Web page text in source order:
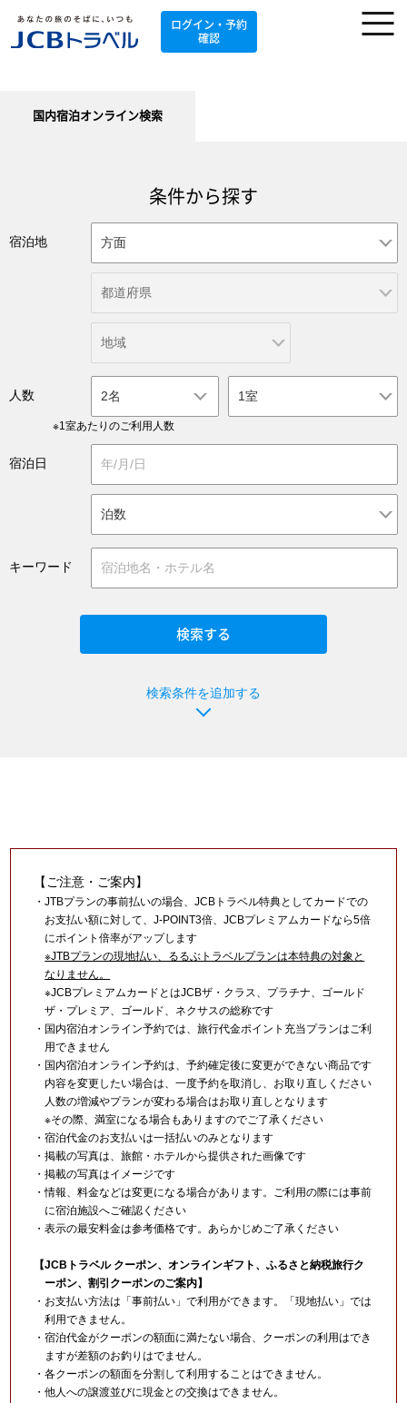
ログイン・予約
確認
国内宿泊オンライン検索
条件から探す
宿泊地
人数 2名
※1室あたりのご利用人数
宿泊日
キーワード
検索条件を追加する
【ご注意・ご案内】
・JTBプランの事前払いの場合、JCBトラベル特典としてカードでの
お支払い額に対して、J-POINT3倍、JCBプレミアムカードなら5倍
にポイント倍率がアップします
※JTBプランの現地払い、るるぶトラベルプランは本特典の対象と
なりません。
※JCBプレミアムカードとはJCBザ・クラス、プラチナ、ゴールド
ザ・プレミア、ゴールド、ネクサスの総称です
・国内宿泊オンライン予約では、旅行代金ポイント充当プランはご利
用できません
・国内宿泊オンライン予約は、予約確定後に変更ができない商品です
内容を変更したい場合は、一度予約を取消し、お取り直しください
人数の増減やプランが変わる場合はお取り直しとなります
※その際、満室になる場合もありますのでご了承ください
・宿泊代金のお支払いは一括払いのみとなります
・掲載の写真は、旅館・ホテルから提供された画像です
・掲載の写真はイメージです
・情報、料金などは変更になる場合があります。ご利用の際には事前
に宿泊施設へご確認ください
・表示の最安料金は参考価格です。あらかじめご了承ください
【JCBトラベル クーポン、オンラインギフト、ふるさと納税旅行ク
ーポン、割引クーポンのご案内】
・お支払い方法は「事前払い」で利用ができます。「現地払い」では
利用できません。
・宿泊代金がクーポンの額面に満たない場合、クーポンの利用はでき
ますが差額のお釣りはでません。
・各クーポンの額面を分割して利用することはできません。
・他人への譲渡並びに現金との交換はできません。